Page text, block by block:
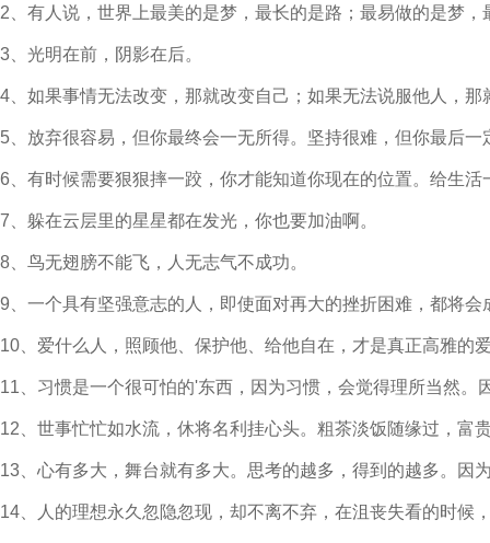
2、有人说，世界上最美的是梦，最长的是路；最易做的是梦，
3、光明在前，阴影在后。
4、如果事情无法改变，那就改变自己；如果无法说服他人，
5、放弃很容易，但你最终会一无所得。坚持很难，但你最后一
6、有时候需要狠狠摔一跤，你才能知道你现在的位置。给生
7、躲在云层里的星星都在发光，你也要加油啊。
8、鸟无翅膀不能飞，人无志气不成功。
9、一个具有坚强意志的人，即使面对再大的挫折困难，都将
10、爱什么人，照顾他、保护他、给他自在，才是真正高雅的
11、习惯是一个很可怕的'东西，因为习惯，会觉得理所当然。
12、世事忙忙如水流，休将名利挂心头。粗茶淡饭随缘过，富
13、心有多大，舞台就有多大。思考的越多，得到的越多。因
14、人的理想永久忽隐忽现，却不离不弃，在沮丧失看的时候